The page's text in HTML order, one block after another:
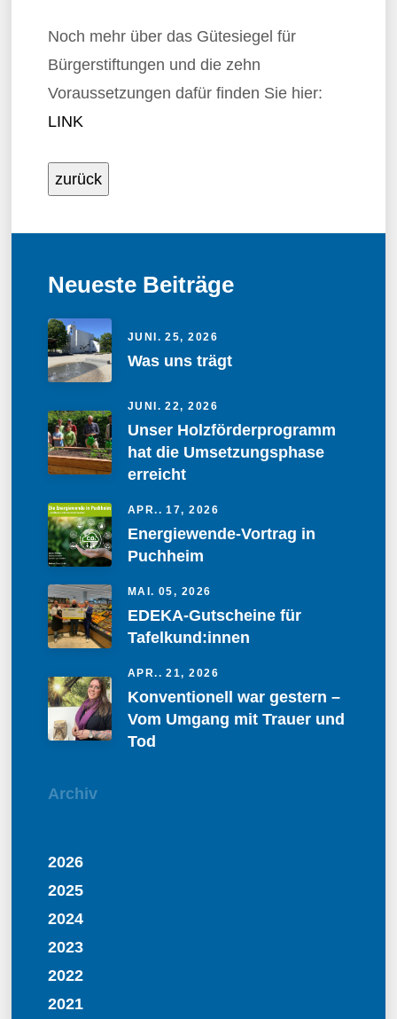
Noch mehr über das Gütesiegel für
Bürgerstiftungen und die zehn
Voraussetzungen dafür finden Sie hier:
LINK
zurück
Neueste Beiträge
JUNI. 25, 2026
Was uns trägt
JUNI. 22, 2026
Unser Holzförderprogramm
hat die Umsetzungsphase
erreicht
APR.. 17, 2026
Energiewende-Vortrag in
Puchheim
MAI. 05, 2026
EDEKA-Gutscheine für
Tafelkund:innen
APR.. 21, 2026
Konventionell war gestern –
Vom Umgang mit Trauer und
Tod
Archiv
2026
2025
2024
2023
2022
2021